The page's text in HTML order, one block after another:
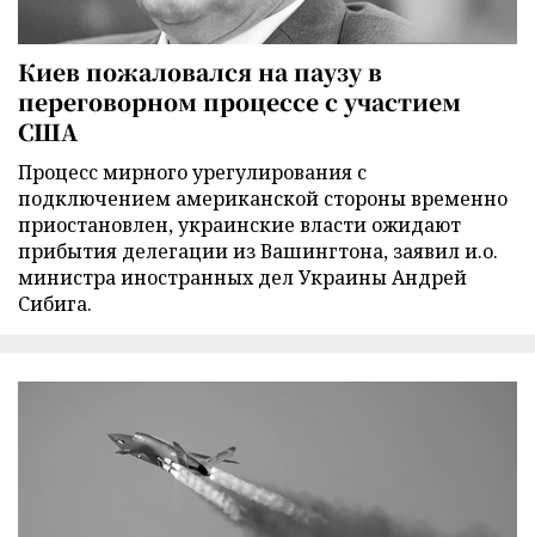
Киев пожаловался на паузу в
переговорном процессе с участием
США
Процесс мирного урегулирования с
подключением американской стороны временно
приостановлен, украинские власти ожидают
прибытия делегации из Вашингтона, заявил и.о.
министра иностранных дел Украины Андрей
Сибига.